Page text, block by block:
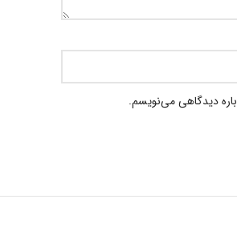
دیدگاهی می‌نویسم.